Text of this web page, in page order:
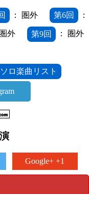
： 圏外 第6回 ：
圏外 第9回 ： 圏外
ロ楽曲リスト
Google+ +1